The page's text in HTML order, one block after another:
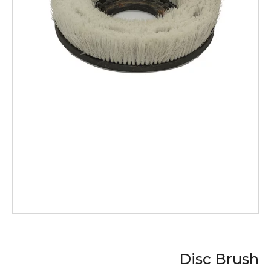
Disc Brush